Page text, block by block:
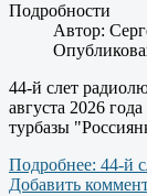
Подробности
Автор:
44-й слет
августа 2026
турбазы
Подробнее: 44-й
Добавить